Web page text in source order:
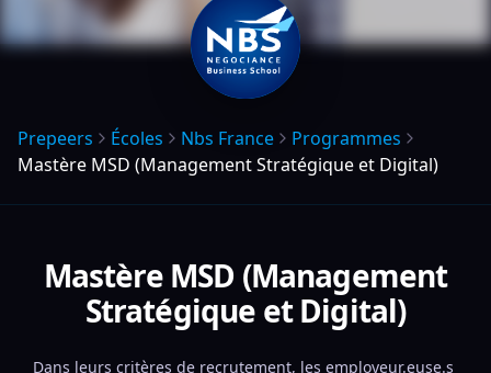
Prepeers Écoles Nbs France
Programmes
Mastère MSD (Management Stratégique et Digital)
Mastère MSD (Management
Stratégique et Digital)
Dans leurs critères de recrutement, les employeur.euse.s